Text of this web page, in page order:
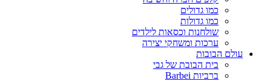
כמו גדולים
כמו גדולות
שולחנות וכסאות לילדים
ערכות ומשחקי יצירה
עולם הבובות
בית הבובת של גבי
ברביות Barbei